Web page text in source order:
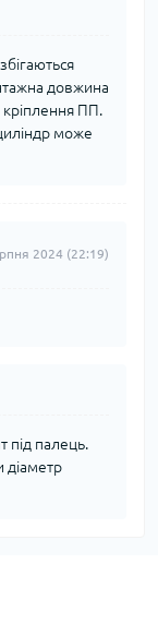
довжина
ПП.
може
2024 (22:19)
під палець.
діаметр